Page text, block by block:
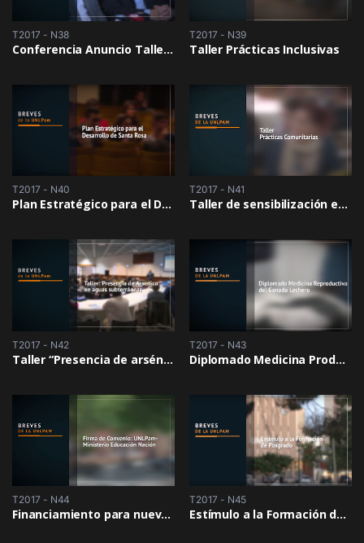
T2017 - N38
Conferencia Anuncio Taller “Presencia de arsénico en aguas subterráneas”
T2017 - N39
Taller Prácticas Inclusivas
T2017 - N40
Plan Estratégico para el Desarrollo de Santa Rosa
T2017 - N41
Taller de sensibilización en prácticas comunitarias
T2017 - N42
Taller “Presencia de arsénico en aguas subterráneas”
T2017 - N43
Diplomado Medicina Productiva del Ganado Lechero
T2017 - N44
Financiamiento para nuevas carreras de grado
T2017 - N45
Estímulo a la Formación de Posgrado